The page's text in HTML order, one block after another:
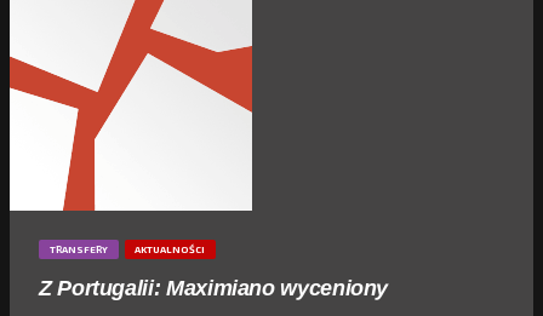
TRANSFERY AKTUALNOŚCI
Z Portugalii: Maximiano wyceniony